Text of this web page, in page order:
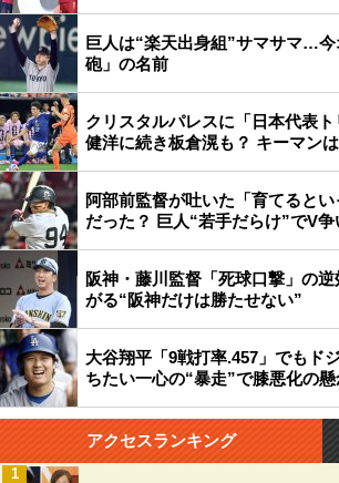
巨人は“楽天出身組”サマサマ…
砲」の名前
クリスタルパレスに「日本代表
健洋に続き板倉滉も？ キーマン
阿部前監督が吐いた「育てると
だった？ 巨人“若手だらけ”でV
阪神・藤川監督「死球口撃」の
がる“阪神だけは勝たせない”
大谷翔平「9戦打率.457」でもド
ちたい一心の“暴走”で膝悪化の懸
アクセスランキング
1